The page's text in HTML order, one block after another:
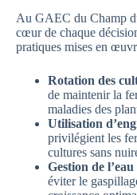
Au GAEC du Champ
cœur de chaque
pratiques mises en
Rotation des
de maintenir la
maladies des
Utilisation
privilégient les
cultures sans
Gestion de l’eau
éviter le